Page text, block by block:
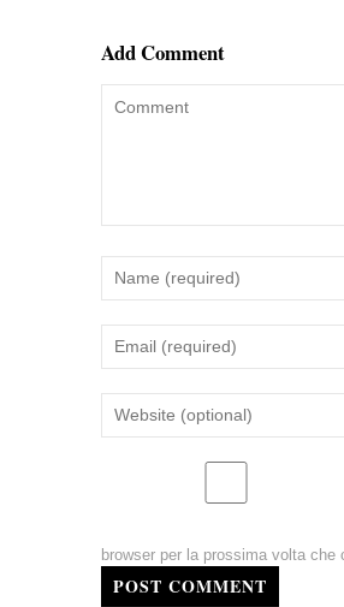
Add Comment
browser per la prossima volta che
POST COMMENT